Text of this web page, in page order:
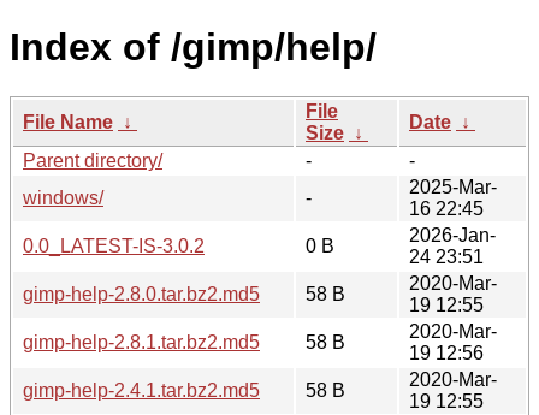
Index of /gimp/help/
File Name ↓
File
Size ↓
Date ↓
Parent directory/
-
-
windows/
-
2025-Mar-
16 22:45
0.0_LATEST-IS-3.0.2
0 B
2026-Jan-
24 23:51
gimp-help-2.8.0.tar.bz2.md5
58 B
2020-Mar-
19 12:55
gimp-help-2.8.1.tar.bz2.md5
58 B
2020-Mar-
19 12:56
gimp-help-2.4.1.tar.bz2.md5
58 B
2020-Mar-
19 12:55